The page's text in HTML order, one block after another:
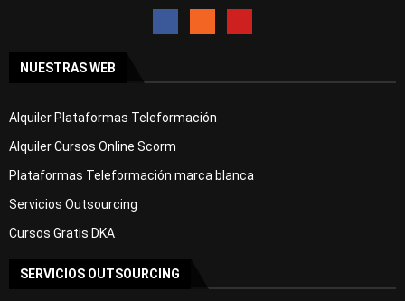
NUESTRAS WEB
Alquiler Plataformas Teleformación
Alquiler Cursos Online Scorm
Plataformas Teleformación marca blanca
Servicios Outsourcing
Cursos Gratis DKA
SERVICIOS OUTSOURCING